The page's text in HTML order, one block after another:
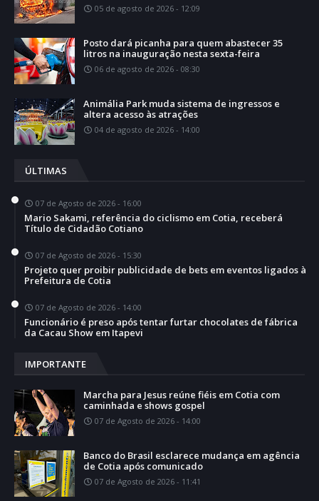
05 de agosto de 2026 - 12:09
Posto dará picanha para quem abastecer 35
litros na inauguração nesta sexta-feira
06 de agosto de 2026 - 08:30
Animália Park muda sistema de ingressos e
altera acesso às atrações
04 de agosto de 2026 - 14:00
ÚLTIMAS
07 de Agosto de 2026 - 16:00
Mario Sakami, referência do ciclismo em Cotia, receberá
Título de Cidadão Cotiano
07 de Agosto de 2026 - 15:30
Projeto quer proibir publicidade de bets em eventos ligados à
Prefeitura de Cotia
07 de Agosto de 2026 - 14:00
Funcionário é preso após tentar furtar chocolates de fábrica
da Cacau Show em Itapevi
IMPORTANTE
Marcha para Jesus reúne fiéis em Cotia com
caminhada e shows gospel
07 de Agosto de 2026 - 14:00
Banco do Brasil esclarece mudança em agência
de Cotia após comunicado
07 de Agosto de 2026 - 11:41